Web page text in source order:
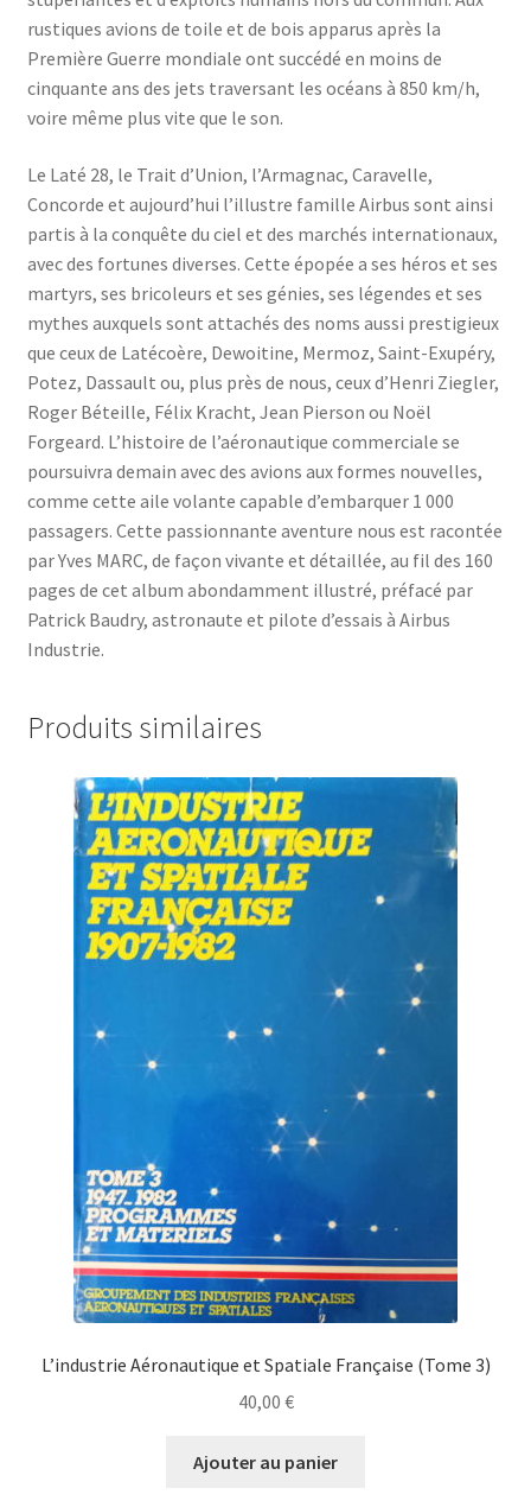
rustiques avions de toile et de bois apparus après la
Première Guerre mondiale ont succédé en moins de
cinquante ans des jets traversant les océans à 850 km/h,
voire même plus vite que le son.
Le Laté 28, le Trait d’Union, l’Armagnac, Caravelle,
Concorde et aujourd’hui l’illustre famille Airbus sont ainsi
partis à la conquête du ciel et des marchés internationaux,
avec des fortunes diverses. Cette épopée a ses héros et ses
martyrs, ses bricoleurs et ses génies, ses légendes et ses
mythes auxquels sont attachés des noms aussi prestigieux
que ceux de Latécoère, Dewoitine, Mermoz, Saint-Exupéry,
Potez, Dassault ou, plus près de nous, ceux d’Henri Ziegler,
Roger Béteille, Félix Kracht, Jean Pierson ou Noël
Forgeard. L’histoire de l’aéronautique commerciale se
poursuivra demain avec des avions aux formes nouvelles,
comme cette aile volante capable d’embarquer 1 000
passagers. Cette passionnante aventure nous est racontée
par Yves MARC, de façon vivante et détaillée, au fil des 160
pages de cet album abondamment illustré, préfacé par
Patrick Baudry, astronaute et pilote d’essais à Airbus
Industrie.
Produits similaires
L’industrie Aéronautique et Spatiale Française (Tome 3)
40,00 €
Ajouter au panier